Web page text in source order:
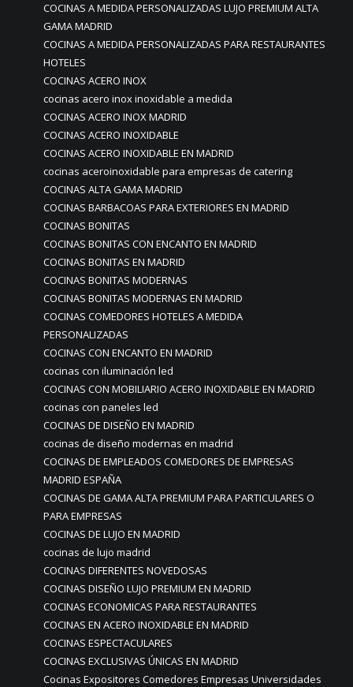
COCINAS A MEDIDA PERSONALIZADAS LUJO PREMIUM ALTA
GAMA MADRID
COCINAS A MEDIDA PERSONALIZADAS PARA RESTAURANTES
HOTELES
COCINAS ACERO INOX
cocinas acero inox inoxidable a medida
COCINAS ACERO INOX MADRID
COCINAS ACERO INOXIDABLE
COCINAS ACERO INOXIDABLE EN MADRID
cocinas aceroinoxidable para empresas de catering
COCINAS ALTA GAMA MADRID
COCINAS BARBACOAS PARA EXTERIORES EN MADRID
COCINAS BONITAS
COCINAS BONITAS CON ENCANTO EN MADRID
COCINAS BONITAS EN MADRID
COCINAS BONITAS MODERNAS
COCINAS BONITAS MODERNAS EN MADRID
COCINAS COMEDORES HOTELES A MEDIDA
PERSONALIZADAS
COCINAS CON ENCANTO EN MADRID
cocinas con iluminación led
COCINAS CON MOBILIARIO ACERO INOXIDABLE EN MADRID
cocinas con paneles led
COCINAS DE DISEÑO EN MADRID
cocinas de diseño modernas en madrid
COCINAS DE EMPLEADOS COMEDORES DE EMPRESAS
MADRID ESPAÑA
COCINAS DE GAMA ALTA PREMIUM PARA PARTICULARES O
PARA EMPRESAS
COCINAS DE LUJO EN MADRID
cocinas de lujo madrid
COCINAS DIFERENTES NOVEDOSAS
COCINAS DISEÑO LUJO PREMIUM EN MADRID
COCINAS ECONOMICAS PARA RESTAURANTES
COCINAS EN ACERO INOXIDABLE EN MADRID
COCINAS ESPECTACULARES
COCINAS EXCLUSIVAS ÚNICAS EN MADRID
Cocinas Expositores Comedores Empresas Universidades